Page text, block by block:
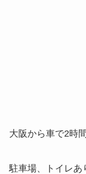
大阪から車で2時
駐車場、トイレあ